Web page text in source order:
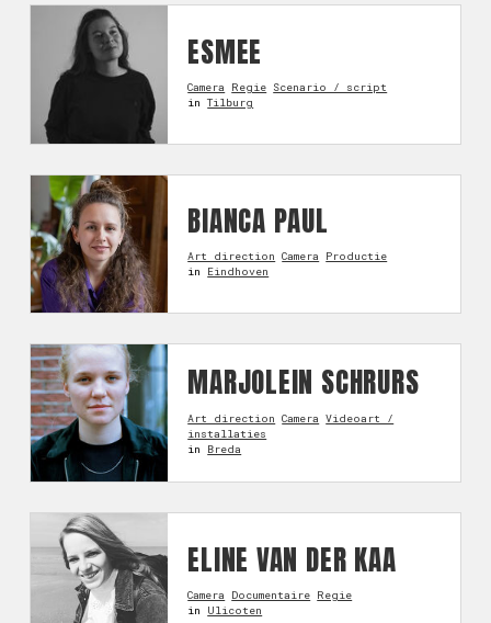
ESMEE
Camera Regie Scenario / script
inTilburg
BIANCA PAUL
Art direction Camera
Productie
in Eindhoven
MARJOLEIN SCHRURS
Art direction Camera Videoart /
installaties
in Breda
ELINE VAN DER KAA
Camera Documentaire Regie
in Ulicoten